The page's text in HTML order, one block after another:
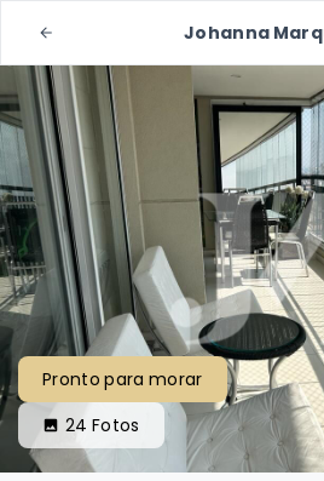
Johanna
Pronto para morar
24 Fotos